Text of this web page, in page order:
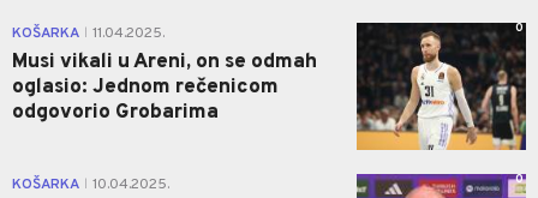
KOŠARKA 11.04.2025.
Musi vikali u Areni, on se odmah
oglasio: Jednom rečenicom
odgovorio Grobarima
0
KOŠARKA 10.04.2025. 0